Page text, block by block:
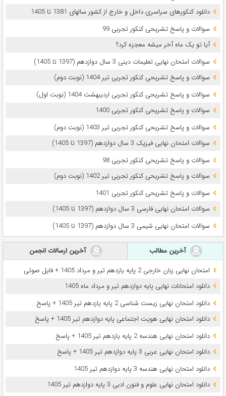
دانلود کنکورهای سراسری داخل و خارج از کشور سالهای 1381 تا 1405
سوالات و پاسخ تشریحی کنکور تجربی 99
آیا تو یک ماه آخر میشه معجزه کرد؟
سوالات امتحان نهایی تعلیمات دینی 3 سال دوازدهم (1397 تا 1405)
سوالات و پاسخ تشریحی کنکور تجربی تیر 1404 (نوبت دوم)
سوالات و پاسخ تشریحی کنکور تجربی اردیبهشت 1404 (نوبت اول)
سوالات و پاسخ تشریحی کنکور تجربی 1400
سوالات و پاسخ تشریحی کنکور تجربی تیر 1403 (نوبت دوم)
سوالات امتحان نهایی فیزیک 3 سال دوازدهم (1397 تا 1405)
سوالات و پاسخ تشریحی کنکور تجربی 98
سوالات و پاسخ تشریحی کنکور تجربی تیر 1402 (نوبت دوم)
سوالات و پاسخ تشریحی کنکور تجربی 1401
سوالات امتحان نهایی فارسی 3 سال دوازدهم (1397 تا 1405)
سوالات امتحان نهایی شیمی 3 سال دوازدهم (1397 تا 1405)
آخرین مطالب
آخرین ارسالات انجمن
امتحان نهایی زبان خارجی 2 پایه یازدهم تیر و مرداد 1405 + فایل صوتی
دانلود امتحانات نهایی پایه دوازدهم تیر و مرداد ماه 1405
دانلود امتحان نهایی زیست شناسی 2 پایه یازدهم تیر 1405 + پاسخ
دانلود امتحان نهایی هویت اجتماعی پایه دوازدهم تیر 1405 + پاسخ
دانلود امتحان نهایی هندسه 2 پایه یازدهم تیر 1405 + پاسخ
دانلود امتحان نهایی عربی 3 پایه دوازدهم تیر 1405 + پاسخ
دانلود امتحان نهایی هندسه 3 پایه دوازدهم تیر 1405
دانلود امتحان نهایی علوم و فنون ادبی 3 پایه دوازدهم تیر 1405